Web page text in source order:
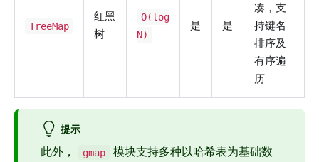
TreeMap
红黑
树
O(log
N)
是 是
凑，支
持键名
排序及
有序遍
历
提示
此外， gmap
模块支持多种以哈希表为基础数